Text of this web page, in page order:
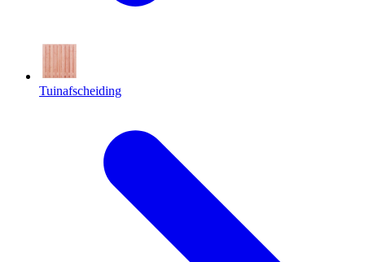
Tuinafscheiding